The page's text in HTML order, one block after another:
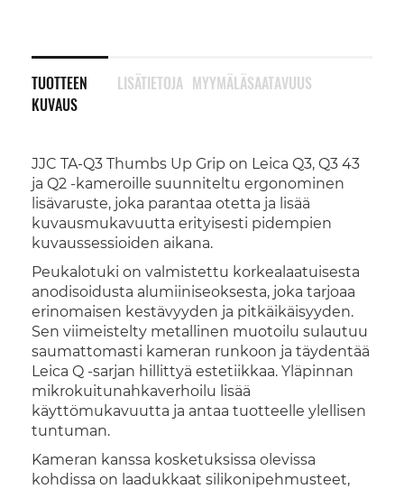
TUOTTEEN
KUVAUS
JJC TA-Q3 Thumbs Up Grip on Leica Q3, Q3 43
ja Q2 -kameroille suunniteltu ergonominen
lisävaruste, joka parantaa otetta ja lisää
kuvausmukavuutta erityisesti pidempien
kuvaussessioiden aikana.
Peukalotuki on valmistettu korkealaatuisesta
anodisoidusta alumiiniseoksesta, joka tarjoaa
erinomaisen kestävyyden ja pitkäikäisyyden.
Sen viimeistelty metallinen muotoilu sulautuu
saumattomasti kameran runkoon ja täydentää
Leica Q -sarjan hillittyä estetiikkaa. Yläpinnan
mikrokuitunahkaverhoilu lisää
käyttömukavuutta ja antaa tuotteelle ylellisen
tuntuman.
Kameran kanssa kosketuksissa olevissa
kohdissa on laadukkaat silikonipehmusteet,
LISÄTIETOJA MYYMÄLÄSAATAVUUS